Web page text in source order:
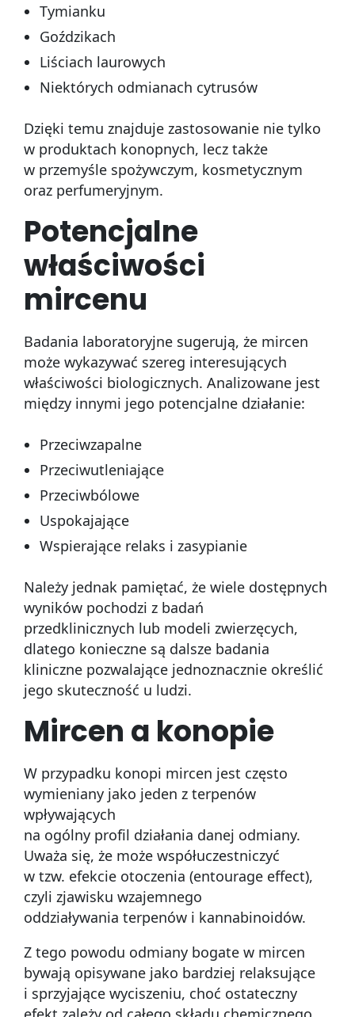
Tymianku
Goździkach
Liściach laurowych
Niektórych odmianach cytrusów
Dzięki temu znajduje zastosowanie nie tylko
w produktach konopnych, lecz także
w przemyśle spożywczym, kosmetycznym
oraz perfumeryjnym.
Potencjalne
właściwości
mircenu
Badania laboratoryjne sugerują, że mircen
może wykazywać szereg interesujących
właściwości biologicznych. Analizowane jest
między innymi jego potencjalne działanie:
Przeciwzapalne
Przeciwutleniające
Przeciwbólowe
Uspokajające
Wspierające relaks i zasypianie
Należy jednak pamiętać, że wiele dostępnych
wyników pochodzi z badań
przedklinicznych lub modeli zwierzęcych,
dlatego konieczne są dalsze badania
kliniczne pozwalające jednoznacznie określić
jego skuteczność u ludzi.
Mircen a konopie
W przypadku konopi mircen jest często
wymieniany jako jeden z terpenów
wpływających
na ogólny profil działania danej odmiany.
Uważa się, że może współuczestniczyć
w tzw. efekcie otoczenia (entourage effect),
czyli zjawisku wzajemnego
oddziaływania terpenów i kannabinoidów.
Z tego powodu odmiany bogate w mircen
bywają opisywane jako bardziej relaksujące
i sprzyjające wyciszeniu, choć ostateczny